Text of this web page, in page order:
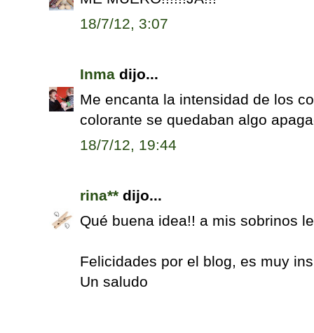
18/7/12, 3:07
Inma dijo...
Me encanta la intensidad de los
colorante se quedaban algo
18/7/12, 19:44
rina** dijo...
Qué buena idea!! a mis sobrinos
Felicidades por el blog, es muy
Un saludo